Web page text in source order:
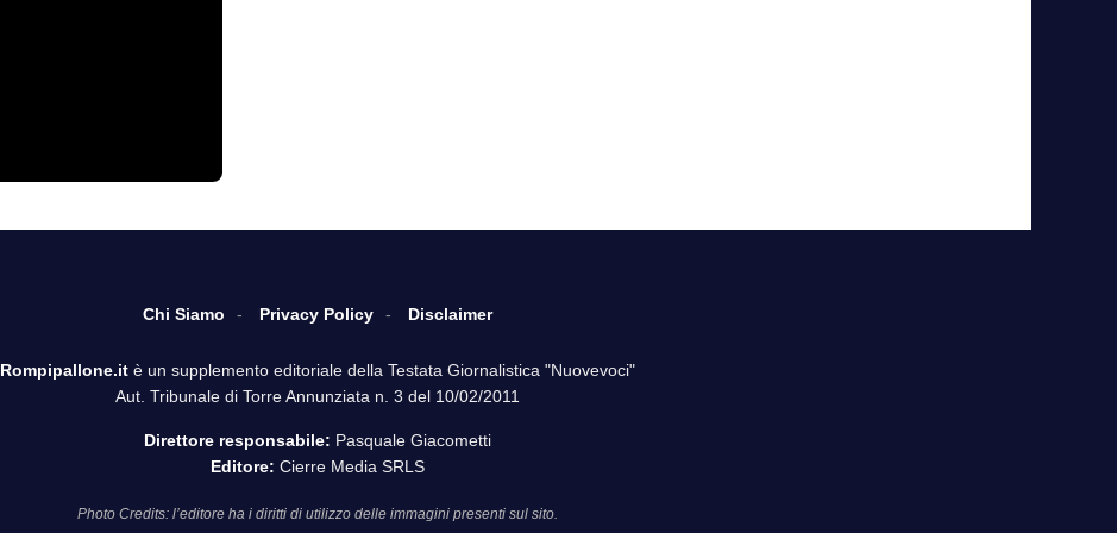
Chi Siamo Privacy Policy Disclaimer
Rompipallone.it è un supplemento editoriale della Testata Giornalistica "Nuovevoci"
Aut. Tribunale di Torre Annunziata n. 3 del 10/02/2011
Direttore responsabile: Pasquale Giacometti
Editore: Cierre Media SRLS
Photo Credits: l’editore ha i diritti di utilizzo delle immagini presenti sul sito.